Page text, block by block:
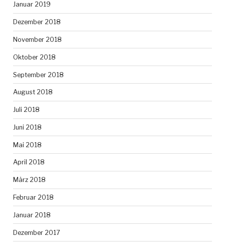
Januar 2019
Dezember 2018
November 2018
Oktober 2018
September 2018
August 2018
Juli 2018
Juni 2018
Mai 2018
April 2018
März 2018
Februar 2018
Januar 2018
Dezember 2017